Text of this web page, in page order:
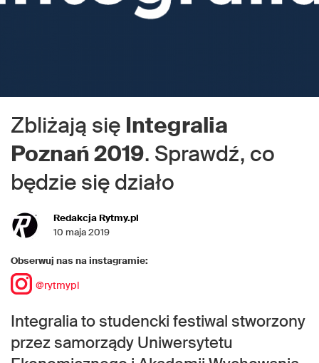
Zbliżają się Integralia
Poznań 2019. Sprawdź, co
będzie się działo
Redakcja Rytmy.pl
10 maja 2019
Obserwuj nas na instagramie:
@rytmypl
Integralia to studencki festiwal stworzony
przez samorządy Uniwersytetu